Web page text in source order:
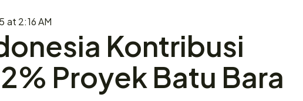
at 2:16 AM Kontribusi
Proyek Batu Bara